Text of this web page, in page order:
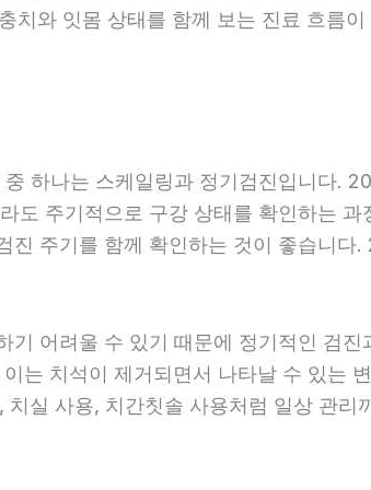
치와 잇몸 상태를 함께 보는 진료 흐름
하나는 스케일링과 정기검진입니다.
도 주기적으로 구강 상태를 확인하는
진 주기를 함께 확인하는 것이 좋습니
어려울 수 있기 때문에 정기적인 검
는 치석이 제거되면서 나타날 수 있는
실 사용, 치간칫솔 사용처럼 일상 관